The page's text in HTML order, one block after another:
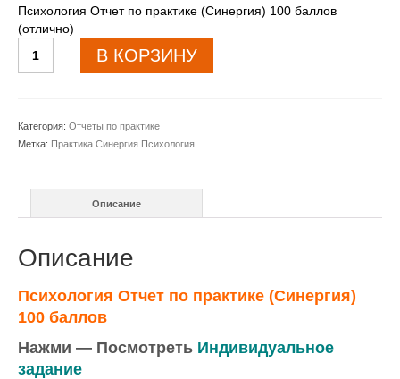
Психология Отчет по практике (Синергия) 100 баллов
(отлично)
товара
практике
Синергия
В КОРЗИНУ
Категория: Отчеты по практике
Метка: Практика Синергия Психология
Описание
Описание
Психология Отчет по практике (Синергия)
100 баллов
Нажми — Посмотреть Индивидуальное
задание